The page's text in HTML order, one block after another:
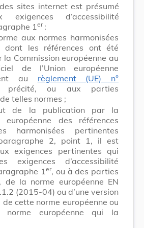
sites internet est présumé
exigences d’accessibilité
1 er :
aux normes harmonisées
dont les références ont été
la Commission européenne au
de l’Union européenne
au règlement (UE) n°
précité, ou aux parties
telles normes ;
de la publication par la
européenne des références
harmonisées pertinentes
2, point 1, il est
exigences pertinentes qui
exigences d’accessibilité
1er, ou à des parties
de la norme européenne EN
(2015-04) ou d’une version
de cette norme européenne ou
norme européenne qui la